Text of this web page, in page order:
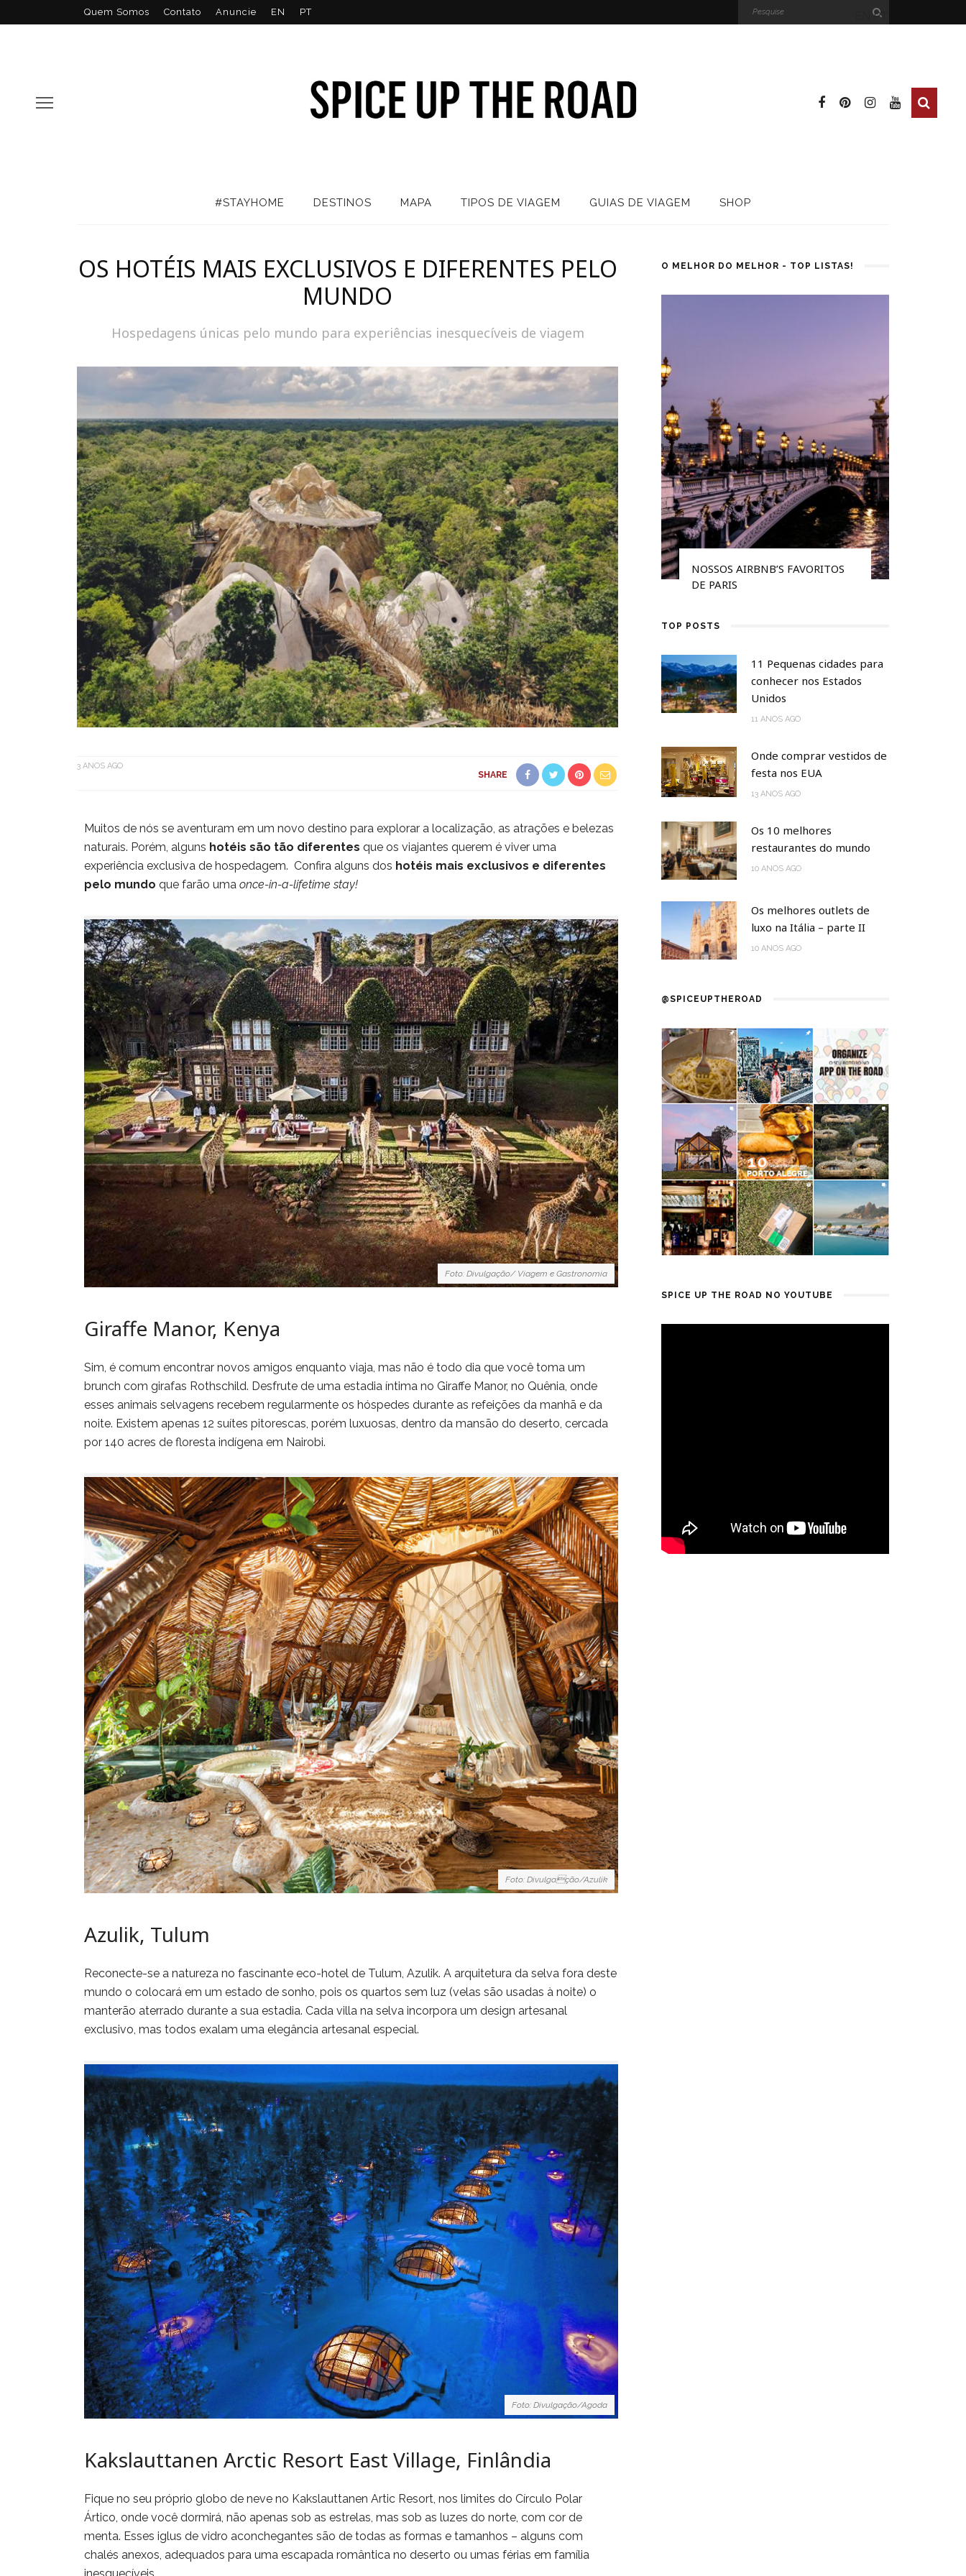
Quem Somos Contato Anuncie EN PT
#STAYHOME DESTINOS MAPA TIPOS DE VIAGEM GUIAS DE VIAGEM SHOP
OS HOTÉIS MAIS EXCLUSIVOS E DIFERENTES PELO
MUNDO
Hospedagens únicas pelo mundo para experiências inesquecíveis de viagem
3 ANOS AGO
SHARE
Muitos de nós se aventuram em um novo destino para explorar a localização, as atrações e belezas
naturais. Porém, alguns hotéis são tão diferentes que os viajantes querem é viver uma
experiência exclusiva de hospedagem. Confira alguns dos hotéis mais exclusivos e diferentes
pelo mundo que farão uma once-in-a-lifetime stay!
Foto: Divulgação/ Viagem e Gastronomia
Giraffe Manor, Kenya
Sim, é comum encontrar novos amigos enquanto viaja, mas não é todo dia que você toma um
brunch com girafas Rothschild. Desfrute de uma estadia íntima no Giraffe Manor, no Quênia, onde
esses animais selvagens recebem regularmente os hóspedes durante as refeições da manhã e da
noite. Existem apenas 12 suítes pitorescas, porém luxuosas, dentro da mansão do deserto, cercada
por 140 acres de floresta indígena em Nairobi.
Foto: Divulgação/Azulik
Azulik, Tulum
Reconecte-se a natureza no fascinante eco-hotel de Tulum, Azulik. A arquitetura da selva fora deste
mundo o colocará em um estado de sonho, pois os quartos sem luz (velas são usadas à noite) o
manterão aterrado durante a sua estadia. Cada villa na selva incorpora um design artesanal
exclusivo, mas todos exalam uma elegância artesanal especial.
Foto: Divulgação/Agoda
Kakslauttanen Arctic Resort East Village, Finlândia
Fique no seu próprio globo de neve no Kakslauttanen Artic Resort, nos limites do Círculo Polar
Ártico, onde você dormirá, não apenas sob as estrelas, mas sob as luzes do norte, com cor de
menta. Esses iglus de vidro aconchegantes são de todas as formas e tamanhos – alguns com
chalés anexos, adequados para uma escapada romântica no deserto ou umas férias em família
O MELHOR DO MELHOR - TOP LISTAS!
OS MELHORES HOTÉIS DE 2021
PELA GOLD LIST CONDE NAST
TRAVELER
HOTÉIS BOUTIQUE EM SAN
FRANCISCO PARA CONHECER NA
SUA PRÓXIMA VIAGEM
NOSSOS AIRBNB’S FAVORITOS
DE PARIS
TOP POSTS
11 Pequenas cidades para
conhecer nos Estados
Unidos
11 ANOS AGO
Onde comprar vestidos de
festa nos EUA
13 ANOS AGO
Os 10 melhores
restaurantes do mundo
10 ANOS AGO
Os melhores outlets de
luxo na Itália – parte II
10 ANOS AGO
@SPICEUPTHEROAD
SPICE UP THE ROAD NO YOUTUBE
PT